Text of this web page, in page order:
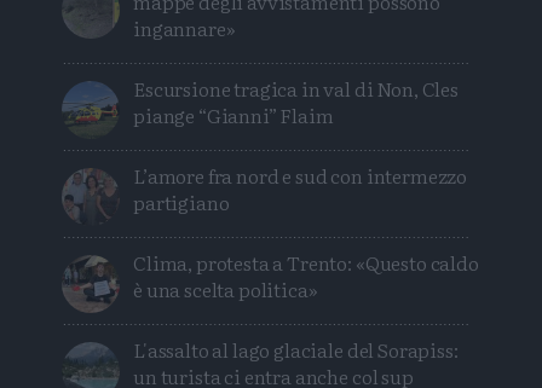
ingannare»
Escursione tragica in val di Non, Cles
piange “Gianni” Flaim
L’amore fra nord e sud con intermezzo
partigiano
Clima, protesta a Trento: «Questo caldo
è una scelta politica»
L'assalto al lago glaciale del Sorapiss:
un turista ci entra anche col sup